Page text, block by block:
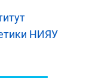
НИЯУ